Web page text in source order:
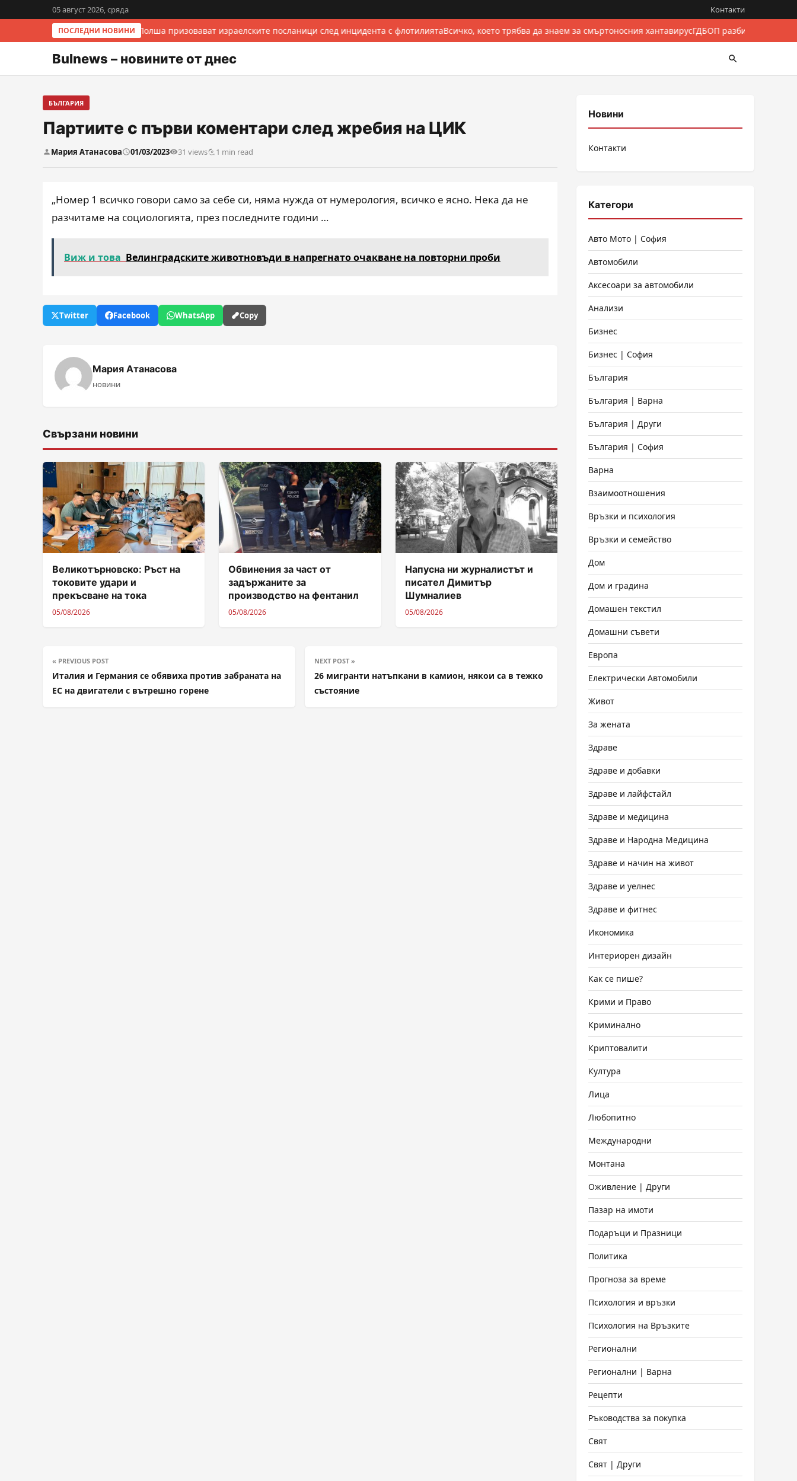
05 август 2026, сряда Контакти
ПОСЛЕДНИ НОВИНИ
Италия и Полша призовават израелските посланици след инцидента с флотилиятаВсичко, което трябва да знаем за смъртоносния хантавирусГДБОП разби
Bulnews – новините от днес
БЪЛГАРИЯ
Партиите с първи коментари след жребия на ЦИК
Мария Атанасова 01/03/2023 31 views 1 min read
„Номер 1 всичко говори само за себе си, няма нужда от нумерология, всичко е ясно. Нека да не
разчитаме на социологията, през последните години …
Виж и това Велинградските животновъди в напрегнато очакване на повторни проби
Twitter Facebook WhatsApp Copy
Мария Атанасова
новини
Свързани новини
Великотърновско: Ръст на
токовите удари и
прекъсване на тока
05/08/2026
Обвинения за част от
задържаните за
производство на фентанил
05/08/2026
Напусна ни журналистът и
писател Димитър
Шумналиев
05/08/2026
« PREVIOUS POST
Италия и Германия се обявиха против забраната на
ЕС на двигатели с вътрешно горене
NEXT POST »
26 мигранти натъпкани в камион, някои са в тежко
състояние
Новини
Контакти
Категори
Авто Мото | София
Автомобили
Аксесоари за автомобили
Анализи
Бизнес
Бизнес | София
България
България | Варна
България | Други
България | София
Варна
Взаимоотношения
Връзки и психология
Връзки и семейство
Дом
Дом и градина
Домашен текстил
Домашни съвети
Европа
Електрически Автомобили
Живот
За жената
Здраве
Здраве и добавки
Здраве и лайфстайл
Здраве и медицина
Здраве и Народна Медицина
Здраве и начин на живот
Здраве и уелнес
Здраве и фитнес
Икономика
Интериорен дизайн
Как се пише?
Крими и Право
Криминално
Криптовалити
Култура
Лица
Любопитно
Международни
Монтана
Оживление | Други
Пазар на имоти
Подаръци и Празници
Политика
Прогноза за време
Психология и връзки
Психология на Връзките
Регионални
Регионални | Варна
Рецепти
Ръководства за покупка
Свят
Свят | Други